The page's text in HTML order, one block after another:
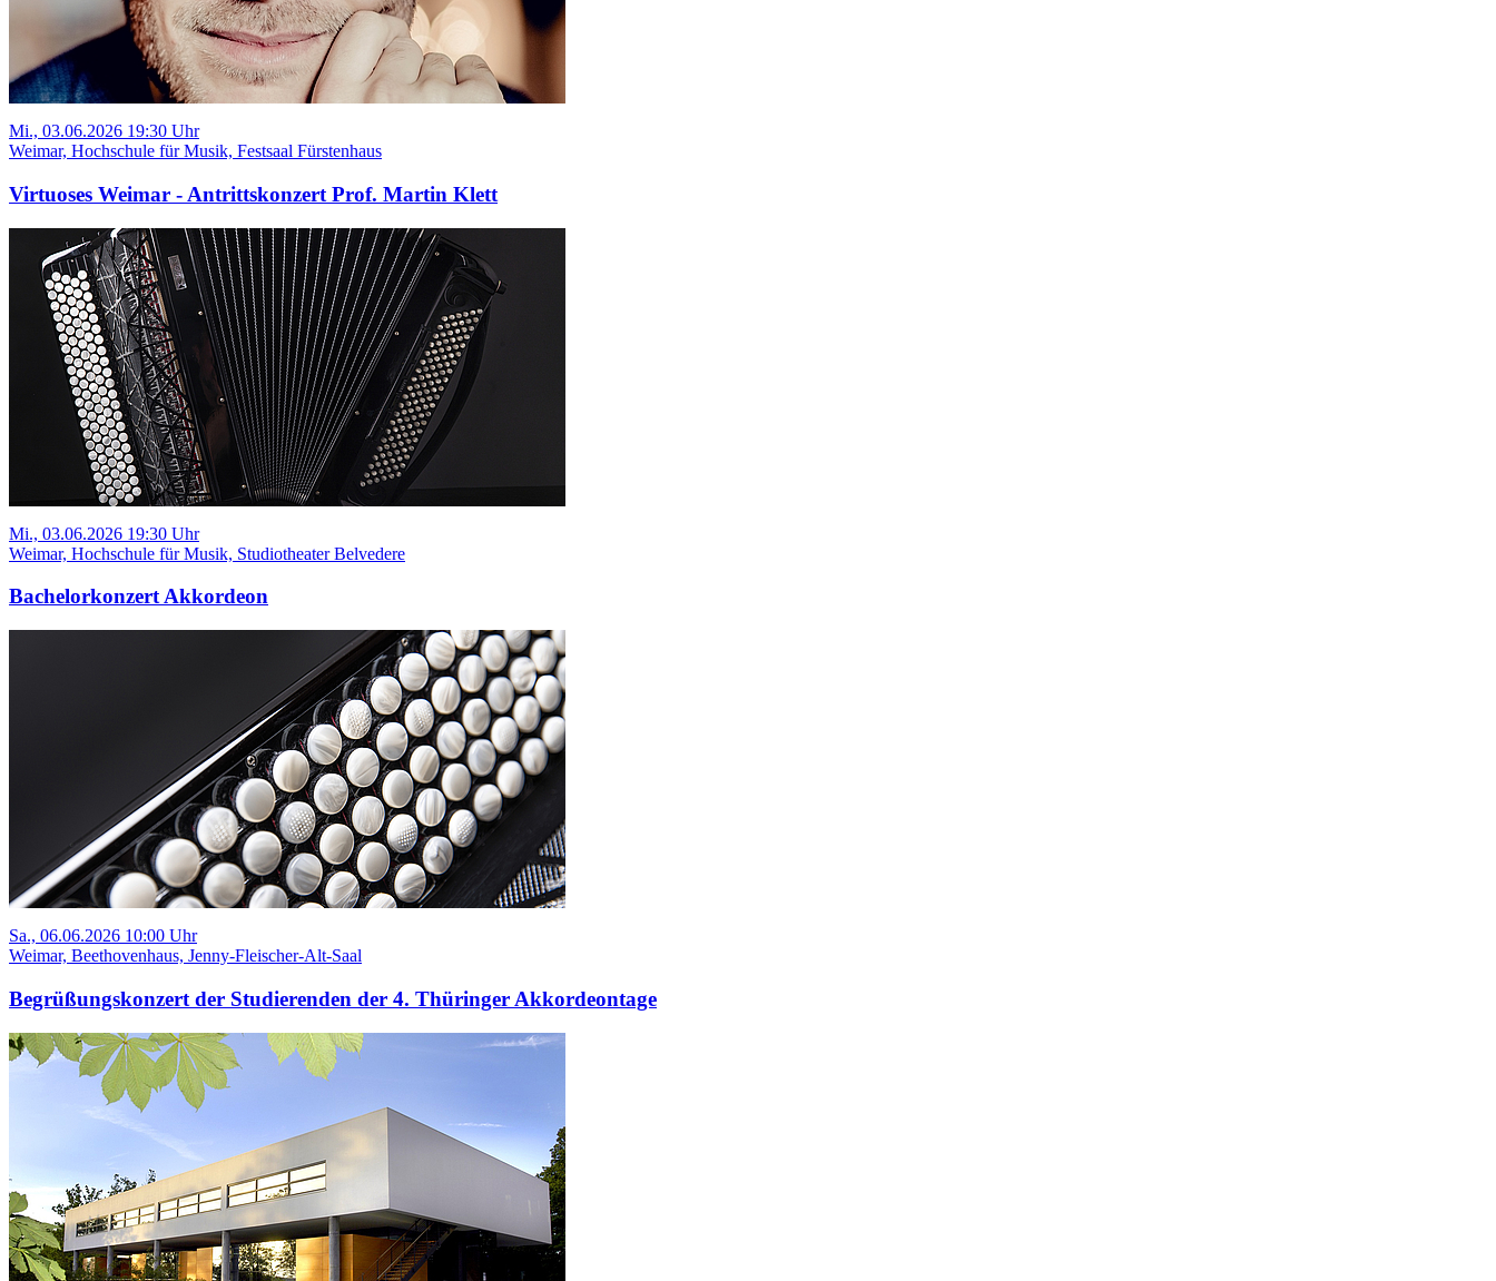
Mi., 03.06.2026 19:30 Uhr
Weimar, Hochschule für Musik, Festsaal Fürstenhaus
Virtuoses Weimar - Antrittskonzert Prof. Martin Klett
Mi., 03.06.2026 19:30 Uhr
Weimar, Hochschule für Musik, Studiotheater Belvedere
Bachelorkonzert Akkordeon
Sa., 06.06.2026 10:00 Uhr
Weimar, Beethovenhaus, Jenny-Fleischer-Alt-Saal
Begrüßungskonzert der Studierenden der 4. Thüringer Akkordeontage